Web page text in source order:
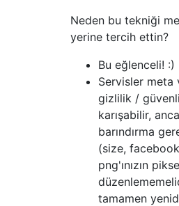
Neden bu tekniği
yerine tercih ettin?
Bu eğlenceli! :)
Servisler meta
gizlilik /
karışabilir,
barındırma
(size,
png'ınızın
tamamen